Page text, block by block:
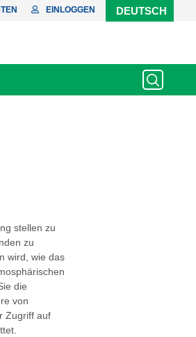
EINLOGGEN DEUTSCH
stellen zu
zu
wird, wie das
die
von
Zugriff auf